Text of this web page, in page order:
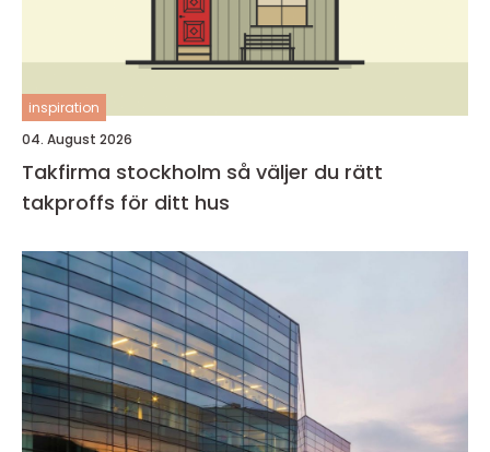
inspiration
04. August 2026
Takfirma stockholm så väljer du rätt
takproffs för ditt hus